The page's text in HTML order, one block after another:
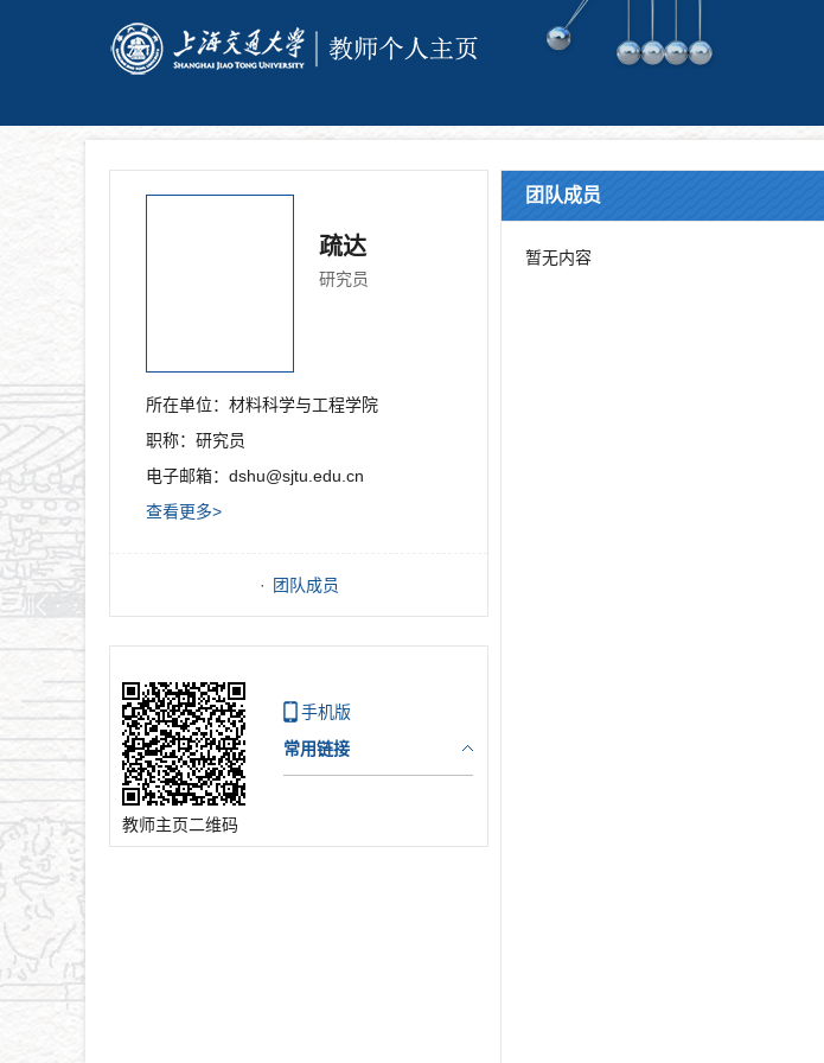
疏达
研究员
所在单位： 材料科学与工程学院
职称： 研究员
电子邮箱： dshu@sjtu.edu.cn
查看更多>
团队成员
教师主页二维码
手机版
常用链接
团队成员
暂无内容